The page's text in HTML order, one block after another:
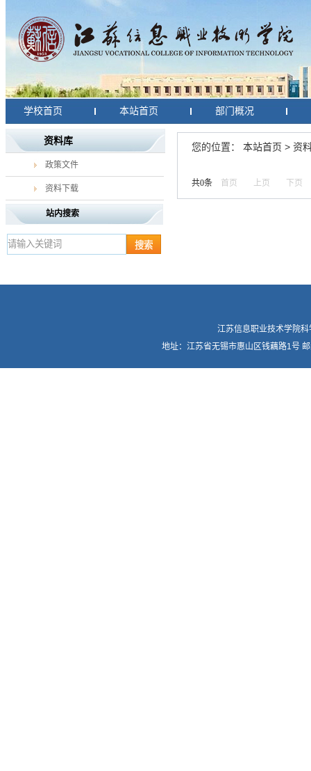
学校首页 本站首页 部门概况
资料库
政策文件
资料下载
站内搜索
您的位置： 本站首页 > 资
共0条 首页 上页 下页
江苏信息职业技术学院
地址：江苏省无锡市惠山区钱藕路1号